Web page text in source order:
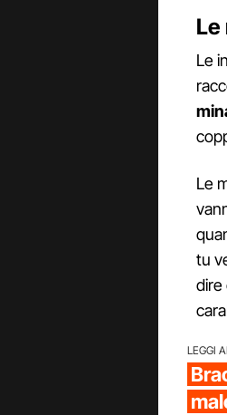
Le
Le
tu
dire
LEGGI